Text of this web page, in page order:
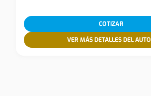
COTIZAR
VER MÁS DETALLES DEL AUTO